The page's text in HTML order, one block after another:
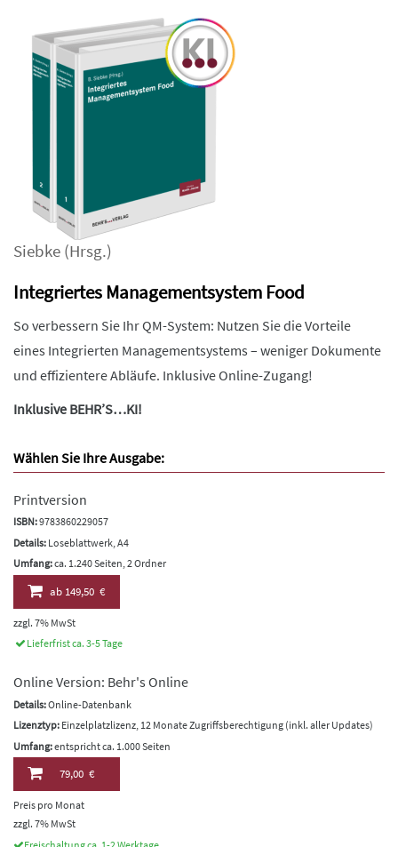
Siebke (Hrsg.)
Integriertes Managementsystem Food
So verbessern Sie Ihr QM-System: Nutzen Sie die Vorteile
eines Integrierten Managementsystems – weniger Dokumente
und effizientere Abläufe. Inklusive Online-Zugang!
Inklusive BEHR’S…KI!
Wählen Sie Ihre Ausgabe:
Printversion
ISBN:9783860229057
Details: Loseblattwerk, A4
Umfang:ca. 1.240 Seiten, 2 Ordner
ab149,50 €
zzgl. 7% MwSt
Lieferfrist ca. 3-5 Tage
Online Version: Behr's Online
Details:Online-Datenbank
Lizenztyp: Einzelplatzlizenz, 12 Monate Zugriffsberechtigung (inkl. aller Updates)
Umfang:entspricht ca. 1.000 Seiten
79,00 €
Preis pro Monat
zzgl. 7% MwSt